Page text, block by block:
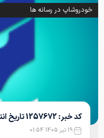
خودروشاپ در رسانه ها
کد خبر: 1257672 تاریخ انتشار: 1401/05/01...
19 تیر 1405 01:54